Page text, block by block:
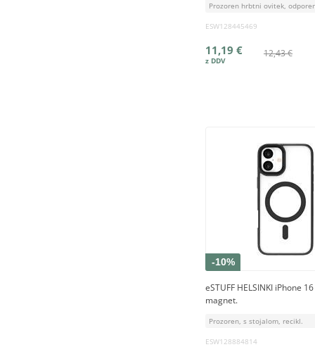
Prozoren hrbtni ovitek,
ESW128445469
12,43 €
11,19 €
-10%
eSTUFF HELSINKI iPhone
magnet.
Prozoren, s stojalom, recikl.
ESW128884814